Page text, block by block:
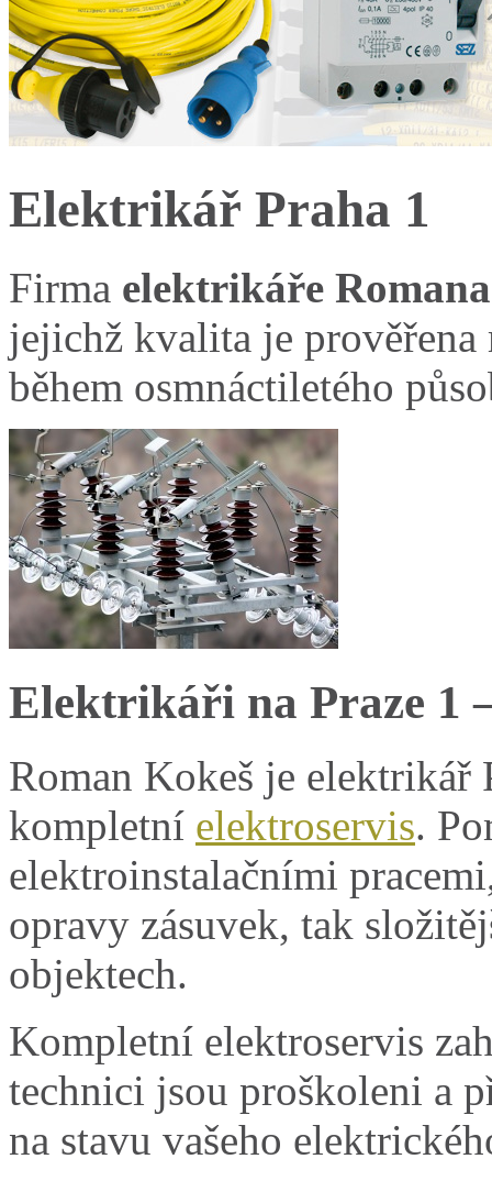
Elektrikář Praha 1
Firma elektrikáře
jejichž kvalita je
během osmnáctiletého
Elektrikáři na Praze 1
Roman Kokeš je
kompletní elektroservis.
elektroinstalačními
opravy zásuvek, tak
objektech.
Kompletní elektroservis
technici jsou proškoleni a
na stavu vašeho